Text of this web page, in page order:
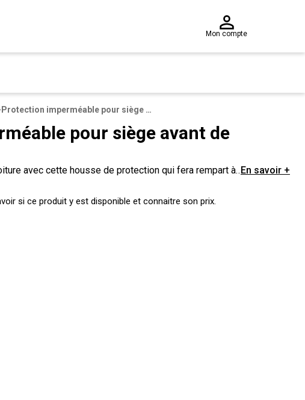
Mon compte
Protection imperméable pour siège avant de voiture - Rouge
pour siège avant de
avec cette housse de protection qui fera rempart à En savoir +
si ce produit y est disponible et connaitre son prix.